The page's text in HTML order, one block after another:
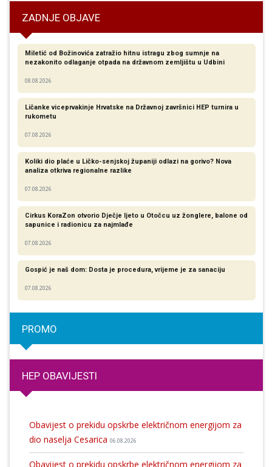
ZADNJE OBJAVE
Miletić od Božinovića zatražio hitnu istragu zbog sumnje na
nezakonito odlaganje otpada na državnom zemljištu u Udbini
08.08.2026
Ličanke viceprvakinje Hrvatske na Državnoj završnici HEP turnira u
rukometu
07.08.2026
Koliki dio plaće u Ličko-senjskoj županiji odlazi na gorivo? Nova
analiza otkriva regionalne razlike​
07.08.2026
Cirkus KoraZon otvorio Dječje ljeto u Otočcu uz žonglere, balone od
sapunice i radionicu za najmlađe
07.08.2026
Gospić je naš dom: Dosta je procedura, vrijeme je za sanaciju
07.08.2026
PROMO
HEP OBAVIJESTI
Obavijest o prekidu opskrbe električnom energijom za
dio naselja Cesarica 06.08.2026
Obavijest o prekidu opskrbe električnom energijom za